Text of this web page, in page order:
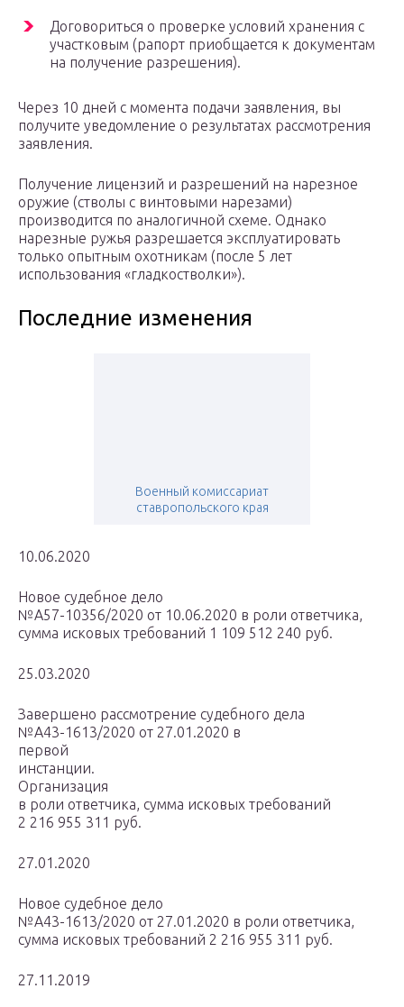
Договориться о проверке условий хранения с
участковым (рапорт приобщается к документам
на получение разрешения).
Через 10 дней с момента подачи заявления, вы
получите уведомление о результатах рассмотрения
заявления.
Получение лицензий и разрешений на нарезное
оружие (стволы с винтовыми нарезами)
производится по аналогичной схеме. Однако
нарезные ружья разрешается эксплуатировать
только опытным охотникам (после 5 лет
использования «гладкостволки»).
Последние изменения
Военный комиссариат
ставропольского края
10.06.2020
Новое судебное дело
№А57-10356/2020 от 10.06.2020 в роли ответчика,
сумма исковых требований 1 109 512 240 руб.
25.03.2020
Завершено рассмотрение судебного дела
№А43-1613/2020 от 27.01.2020 в
первой
инстанции.
Организация
в роли ответчика, сумма исковых требований
2 216 955 311 руб.
27.01.2020
Новое судебное дело
№А43-1613/2020 от 27.01.2020 в роли ответчика,
сумма исковых требований 2 216 955 311 руб.
27.11.2019